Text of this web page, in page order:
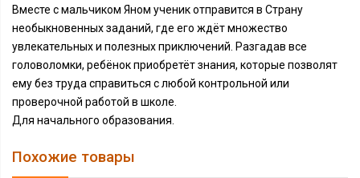
Вместе с мальчиком Яном ученик отправится в Страну
необыкновенных заданий, где его ждёт множество
увлекательных и полезных приключений. Разгадав все
головоломки, ребёнок приобретёт знания, которые позволят
ему без труда справиться с любой контрольной или
проверочной работой в школе.
Для начального образования.
Похожие товары